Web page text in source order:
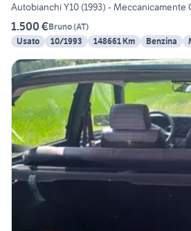
Autobianchi Y10 (1993) - Meccanicamente
1.500 €Bruno(AT)
Usato
10/1993 148661 Km Benzina